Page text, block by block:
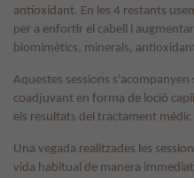
antioxidant. En les 4 restants
per a enfortir el cabell i
biomimètics, minerals,
Aquestes sessions s'acompanyen
coadjuvant en forma de loció
els resultats del tractament mèdic
Una vegada realitzades les
vida habitual de manera